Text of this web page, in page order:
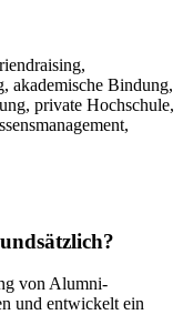
akademische Bindung,
private Hochschule,
von Alumni-
und entwickelt ein